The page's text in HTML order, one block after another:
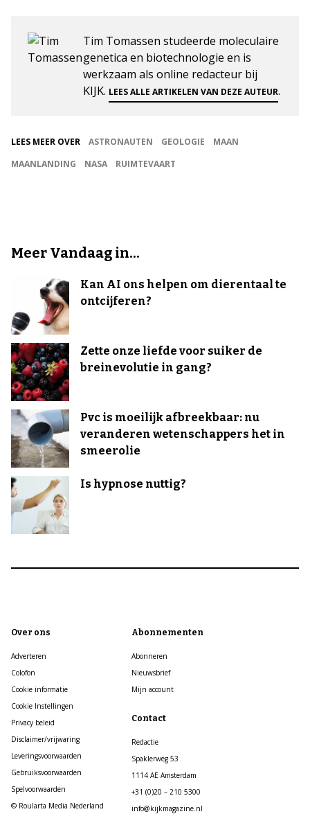
Tim Tomassen studeerde moleculaire
genetica en biotechnologie en is
werkzaam als online redacteur bij
KIJK. LEES ALLE ARTIKELEN VAN DEZE AUTEUR.
LEES MEER OVER ASTRONAUTEN GEOLOGIE
MAAN
MAANLANDING
NASA RUIMTEVAART
Meer Vandaag in...
Kan AI ons helpen om dierentaal te
ontcijferen?
Zette onze liefde voor suiker de
breinevolutie in gang?
Pvc is moeilijk afbreekbaar: nu
veranderen wetenschappers het in
smeerolie
Is hypnose nuttig?
Over ons
Adverteren
Colofon
Cookie informatie
Cookie Instellingen
Privacy beleid
Disclaimer/vrijwaring
Leveringsvoorwaarden
Gebruiksvoorwaarden
Spelvoorwaarden
© Roularta Media Nederland
Abonnementen
Abonneren
Nieuwsbrief
Mijn account
Contact
Redactie
Spaklerweg 53
1114 AE Amsterdam
+31 (0)20 – 210 5300
info@kijkmagazine.nl